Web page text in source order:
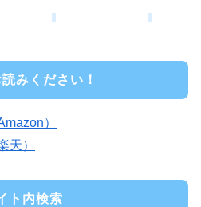
みください！
）
天）
ト内検索